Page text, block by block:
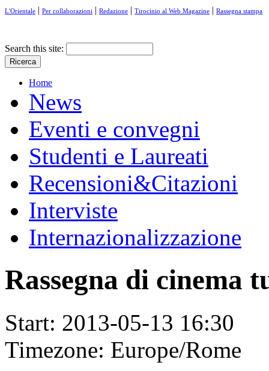
L'Orientale | Per collaborazioni | Redazione | Tirocinio al Web Magazine | Rassegna stampa
Search this site:
Home
News
Eventi e convegni
Studenti e Laureati
Recensioni&Citazioni
Interviste
Internazionalizzazione
Rassegna di cinema
Start: 2013-05-13 16:30
Timezone: Europe/Rome